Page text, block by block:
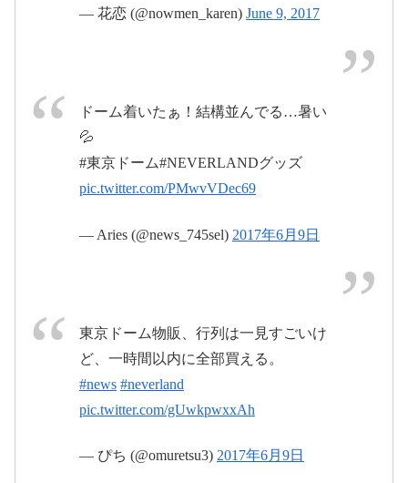
日
月11日
2017
— 花恋 (@nowmen_karen) June 9, 2017
ドーム着いたぁ！結構並んでる…暑い
💦
#東京ドーム#NEVERLANDグッズ
pic.twitter.com/PMwvVDec69
— Aries (@news_745sel) 2017年6月9日
東京ドーム物販、行列は一見すごいけ
ど、一時間以内に全部買える。
#news #neverland
pic.twitter.com/gUwkpwxxAh
— ぴち (@omuretsu3) 2017年6月9日